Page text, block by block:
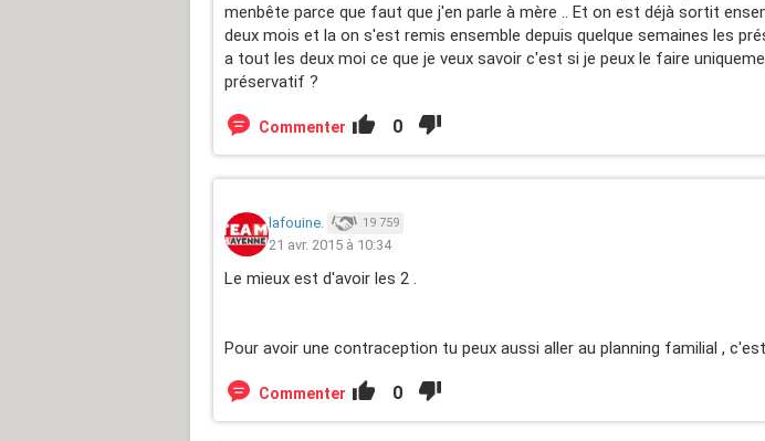
menbête parce que faut que j'en parle à mère .. Et on est déjà sortit
deux mois et la on s'est remis ensemble depuis quelque semaines les
a tout les deux moi ce que je veux savoir c'est si je peux le faire
préservatif ?
Commenter 0
lafouine. 19 759
21 avr. 2015 à 10:34
Le mieux est d'avoir les 2 .
Pour avoir une contraception tu peux aussi aller au planning familial , c'est
Commenter 0